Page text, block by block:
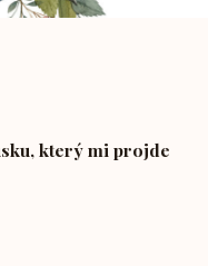
který mi projde